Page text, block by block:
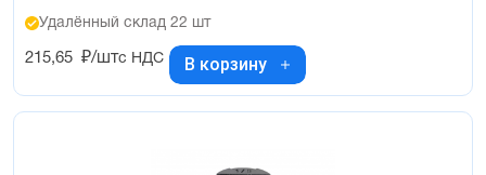
Удалённый склад 22 шт
215,65 ₽/штс НДС В корзину